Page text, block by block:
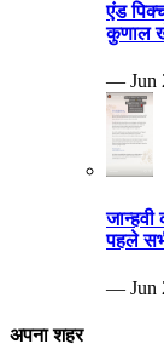
एंड
कुणाल
— Jun
पहले
— Jun
अपना शहर